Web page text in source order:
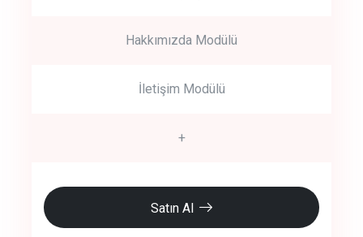
Hakkımızda Modülü
İletişim Modülü
+
Satın Al